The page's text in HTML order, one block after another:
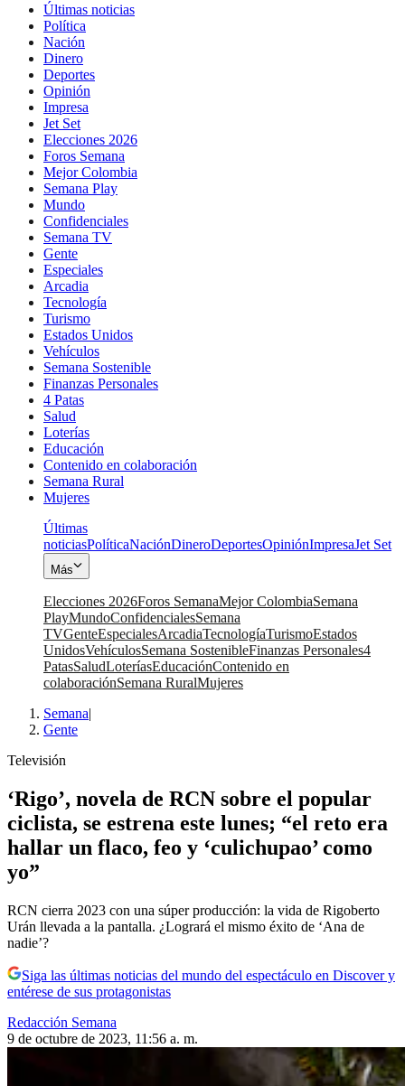
Últimas noticias
Política
Nación
Dinero
Deportes
Opinión
Impresa
Jet Set
Elecciones 2026
Foros Semana
Mejor Colombia
Semana Play
Mundo
Confidenciales
Semana TV
Gente
Especiales
Arcadia
Tecnología
Turismo
Estados Unidos
Vehículos
Semana Sostenible
Finanzas Personales
4 Patas
Salud
Loterías
Educación
Contenido en colaboración
Semana Rural
Mujeres
Últimas
noticiasPolíticaNaciónDineroDeportesOpiniónImpresaJet Set
Más
Elecciones 2026Foros SemanaMejor ColombiaSemana
PlayMundoConfidencialesSemana
TVGenteEspecialesArcadiaTecnologíaTurismoEstados
UnidosVehículosSemana SostenibleFinanzas Personales4
PatasSaludLoteríasEducaciónContenido en
colaboraciónSemana RuralMujeres
Semana|
Gente
Televisión
‘Rigo’, novela de RCN sobre el popular
ciclista, se estrena este lunes; “el reto era
hallar un flaco, feo y ‘culichupao’ como
yo”
RCN cierra 2023 con una súper producción: la vida de Rigoberto
Urán llevada a la pantalla. ¿Logrará el mismo éxito de ‘Ana de
nadie’?
Siga las últimas noticias del mundo del espectáculo en Discover y
entérese de sus protagonistas
Redacción Semana
9 de octubre de 2023, 11:56 a. m.